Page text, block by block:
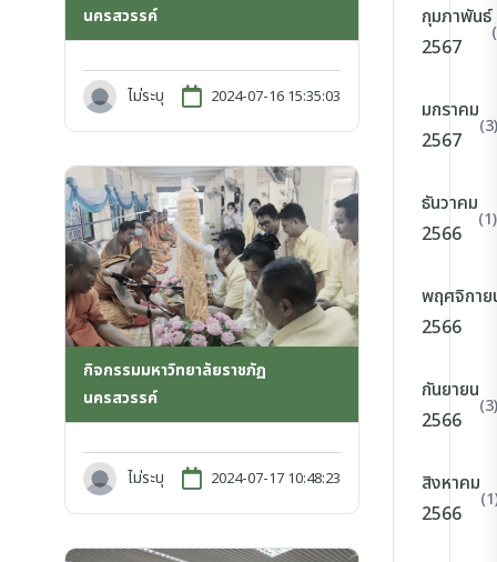
นครสวรรค์
ไม่ระบุ 2024-07-16 15:35:03
กิจกรรมมหาวิทยาลัยราชภัฏ
นครสวรรค์
ไม่ระบุ 2024-07-17 10:48:23
กุมภาพันธ์
2567
มกราคม
2567
(3)
ธันวาคม
2566
(1)
พฤศจิกาย
2566
กันยายน
2566
(3)
สิงหาคม
2566